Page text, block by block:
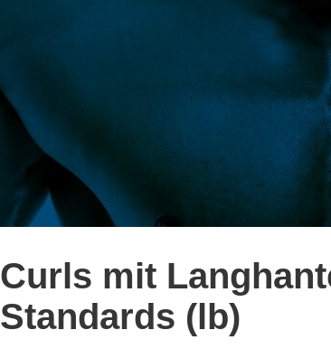
Curls mit
Standards (lb)